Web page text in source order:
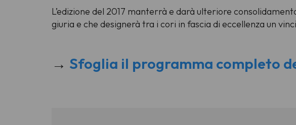
L’edizione del 2017 manterrà e darà ulteriore
giuria e che designerà tra i cori in fascia di eccellenza un
→ Sfoglia il programma completo